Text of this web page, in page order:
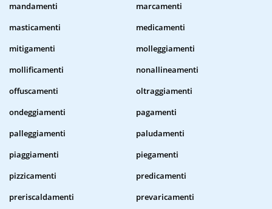
mandamenti
marcamenti
masticamenti
medicamenti
mitigamenti
molleggiamenti
mollificamenti
nonallineamenti
offuscamenti
oltraggiamenti
ondeggiamenti
pagamenti
palleggiamenti
paludamenti
piaggiamenti
piegamenti
pizzicamenti
predicamenti
preriscaldamenti
prevaricamenti